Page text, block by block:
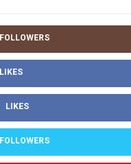
FOLLOWERS
LIKES
LIKES
FOLLOWERS